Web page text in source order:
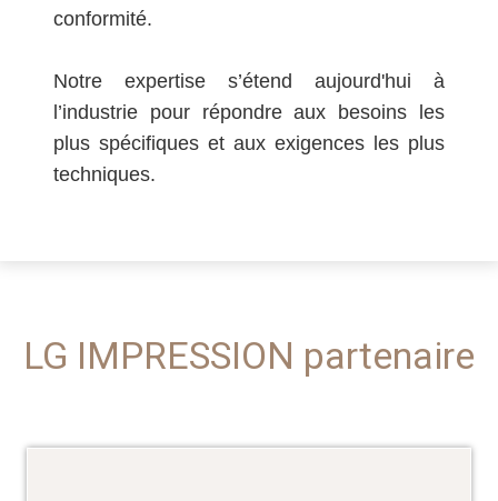
conformité.
Notre expertise s’étend aujourd'hui à
l’industrie pour répondre aux besoins les
plus spécifiques et aux exigences les plus
techniques.
LG IMPRESSION partenaire